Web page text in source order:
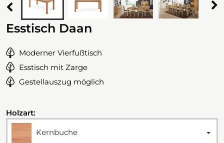
Esstisch Daan
Moderner Vierfußtisch
Esstisch mit Zarge
Gestellauszug möglich
Holzart:
Kernbuche